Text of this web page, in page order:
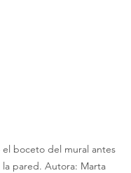
el boceto del mural antes
pared. Autora: Marta